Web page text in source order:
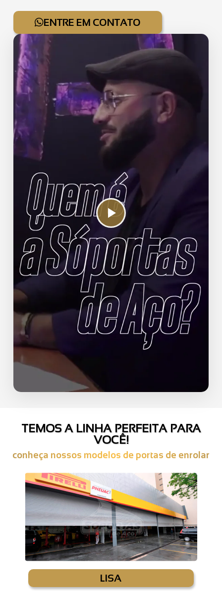
ENTRE EM CONTATO
TEMOS A LINHA PERFEITA PARA
VOCÊ!
conheça nossos modelos de portas de enrolar
LISA